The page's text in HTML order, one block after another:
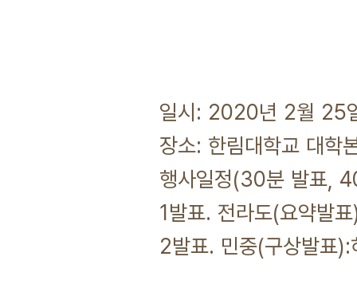
일시: 2020년 2월 25
장소: 한림대학교 대
행사일정(30분 발표,
1발표. 전라도(요약발
2발표. 민중(구상발표